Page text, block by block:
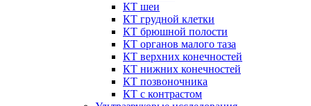
КТ шеи
КТ грудной клетки
КТ брюшной полости
КТ органов малого таза
КТ верхних конечностей
КТ нижних конечностей
КТ позвоночника
КТ с контрастом